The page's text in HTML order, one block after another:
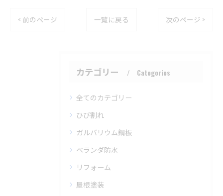
< 前のページ 一覧に戻る 次のページ >
カテゴリー Categories
全てのカテゴリー
ひび割れ
ガルバリウム鋼板
ベランダ防水
リフォーム
屋根塗装